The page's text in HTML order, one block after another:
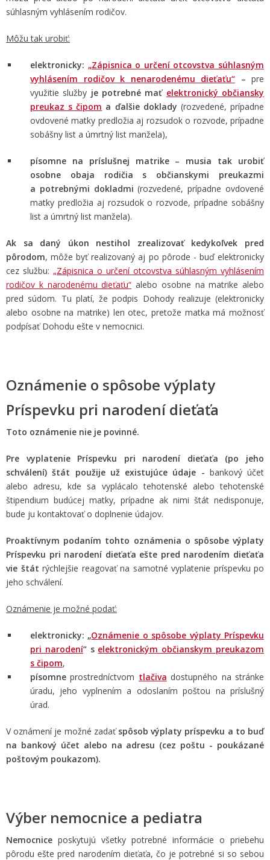
súhlasným vyhlásením rodičov.
Môžu tak urobiť:
elektronicky: „Zápisnica o určení otcovstva súhlasným
vyhlásením rodičov k nenarodenému dieťaťu“ – pre
využitie služby je potrebné mať elektronický občiansky
preukaz s čipom a ďalšie doklady (rozvedené, prípadne
ovdovené matky predložia aj rozsudok o rozvode, prípadne
sobášny list a úmrtný list manžela),
písomne na príslušnej matrike – musia tak urobiť
osobne obaja rodičia s občianskymi preukazmi
a potrebnými dokladmi (rozvedené, prípadne ovdovené
matky predložia aj rozsudok o rozvode, prípadne sobášny
list a úmrtný list manžela).
Ak sa daný úkon nestihol zrealizovať kedykoľvek pred
pôrodom, môže byť realizovaný aj po pôrode - buď elektronicky
cez službu: „Zápisnica o určení otcovstva súhlasným vyhlásením
rodičov k narodenému dieťaťu“ alebo osobne na matrike alebo
pred súdom. Tu platí, že podpis Dohody realizuje (elektronicky
alebo osobne na matrike) len otec, pretože matka má možnosť
podpísať Dohodu ešte v nemocnici.
Oznámenie o spôsobe výplaty
Príspevku pri narodení dieťaťa
Toto oznámenie nie je povinné.
Pre vyplatenie Príspevku pri narodení dieťaťa (po jeho
schválení) štát použije už existujúce údaje - bankový účet
alebo adresu, kde sa vyplácalo tehotenské alebo tehotenské
štipendium budúcej matky, prípadne ak nimi štát nedisponuje,
bude ju kontaktovať o doplnenie údajov.
Proaktívnym podaním tohto oznámenia o spôsobe výplaty
Príspevku pri narodení dieťaťa ešte pred narodením dieťaťa
vie štát rýchlejšie reagovať na samotné vyplatenie príspevku po
jeho schválení.
Oznámenie je možné podať:
elektronicky: „Oznámenie o spôsobe výplaty Príspevku
pri narodení“ s elektronickým občianskym preukazom
s čipom,
písomneprostredníctvom tlačiva dostupného na stránke
úradu, jeho vyplnením a odoslaním poštou na príslušný
úrad.
V oznámení je možné zadaťspôsob výplaty príspevku a to buď
na bankový účet alebo na adresu (cez poštu - poukázané
poštovým poukazom).
Výber nemocnice a pediatra
Nemocnice poskytujú všetky potrebné informácie o priebehu
pôrodu ešte pred narodením dieťaťa, čo je potrebné si so sebou